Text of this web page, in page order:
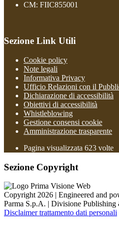
CM: FIIC855001
Sezione Link Utili
Cookie policy
Note legali
Informativa Privacy
Ufficio Relazioni con il
Dichiarazione di accessibilità
Obiettivi di accessibilità
Whistleblowing
Gestione consensi cookie
Amministrazione trasparente
Pagina visualizzata 623 volte
Sezione Copyright
Copyright 2026 | Engineered and
Parma S.p.A. | Divisione
Disclaimer trattamento dati personali